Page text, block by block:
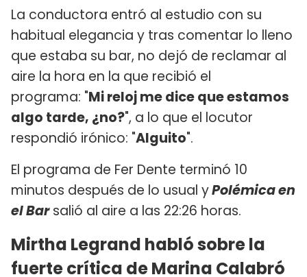
La conductora entró al estudio con su
habitual elegancia y tras comentar lo lleno
que estaba su bar, no dejó de reclamar al
aire la hora en la que recibió el
programa: "Mi reloj me dice que estamos
algo tarde, ¿no?", a lo que el locutor
respondió irónico: "Alguito".
El programa de Fer Dente terminó 10
minutos después de lo usual yPolémica en
el Barsalió al aire a las 22:26 horas.
Mirtha Legrand habló sobre la
fuerte crítica de Marina Calabró